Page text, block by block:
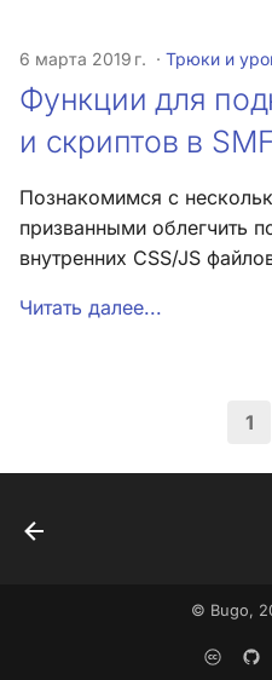
6 марта 2019 г. Трюки и
Функции для
и скриптов в SMF
Познакомимся с
призванными облегчить
внутренних CSS/JS
Читать далее...
1
© Bugo,